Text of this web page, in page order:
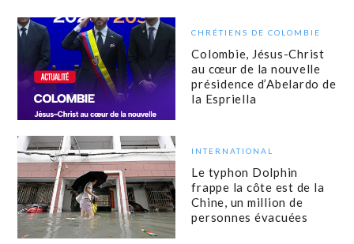
CHRÉTIENS DE COLOMBIE
Colombie, Jésus-Christ
au cœur de la nouvelle
présidence d’Abelardo de
la Espriella
INTERNATIONAL
Le typhon Dolphin
frappe la côte est de la
Chine, un million de
personnes évacuées